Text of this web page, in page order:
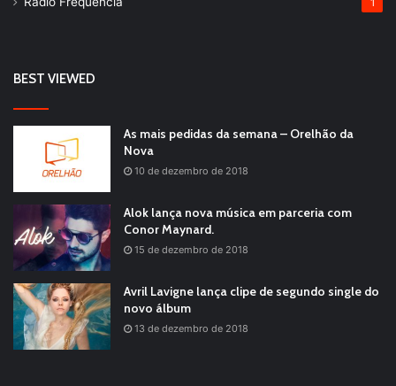
1
BEST VIEWED
As mais pedidas da semana – Orelhão da
Nova
10 de dezembro de 2018
Alok lança nova música em parceria com
Conor Maynard.
15 de dezembro de 2018
Avril Lavigne lança clipe de segundo single do
novo álbum
13 de dezembro de 2018